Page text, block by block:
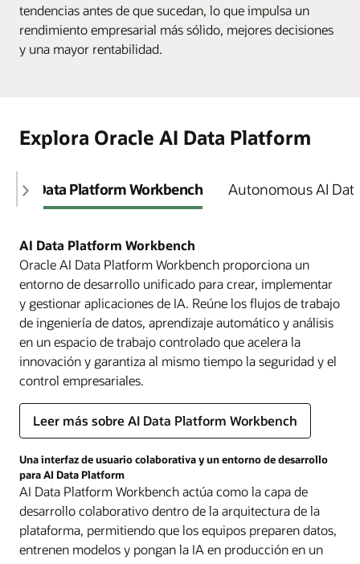
tendencias antes de que sucedan, lo que impulsa un
rendimiento empresarial más sólido, mejores decisiones
y una mayor rentabilidad.
Explora Oracle AI Data Platform
AI Data Platform Workbench Autonomous AI
AI Data Platform Workbench
Oracle AI Data Platform Workbench proporciona un
entorno de desarrollo unificado para crear, implementar
y gestionar aplicaciones de IA. Reúne los flujos de trabajo
de ingeniería de datos, aprendizaje automático y análisis
en un espacio de trabajo controlado que acelera la
innovación y garantiza al mismo tiempo la seguridad y el
control empresariales.
Leer más sobre AI Data Platform Workbench
Una interfaz de usuario colaborativa y un entorno de desarrollo
para AI Data Platform
AI Data Platform Workbench actúa como la capa de
desarrollo colaborativo dentro de la arquitectura de la
plataforma, permitiendo que los equipos preparen datos,
entrenen modelos y pongan la IA en producción en un